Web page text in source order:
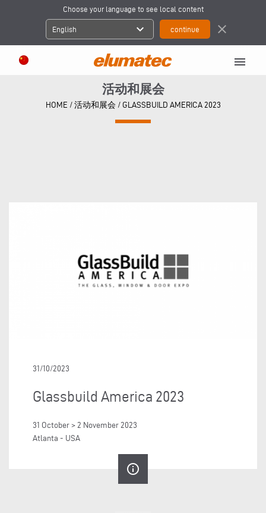
Choose your language to see local content
English expand_more close
menu
活动和展会
HOME / 活动和展会/ GLASSBUILD AMERICA 2023
31/10/2023
Glassbuild America 2023
31 October > 2 November 2023
Atlanta - USA
info_outline